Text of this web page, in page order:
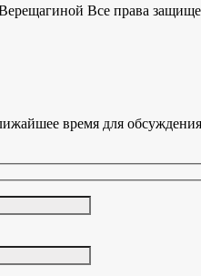
Все права
время для обсуждения